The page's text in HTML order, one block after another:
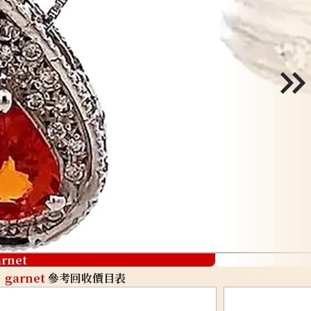
garnet參考回收價目表